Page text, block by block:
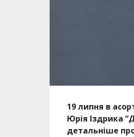
19 липня в
Юрія Іздрика
детальніше